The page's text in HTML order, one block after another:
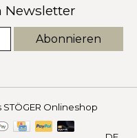
Newsletter
Abonnieren
Onlineshop